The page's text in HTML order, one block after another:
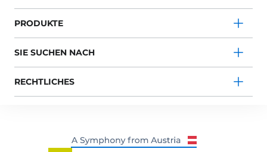
PRODUKTE
SIE SUCHEN NACH
RECHTLICHES